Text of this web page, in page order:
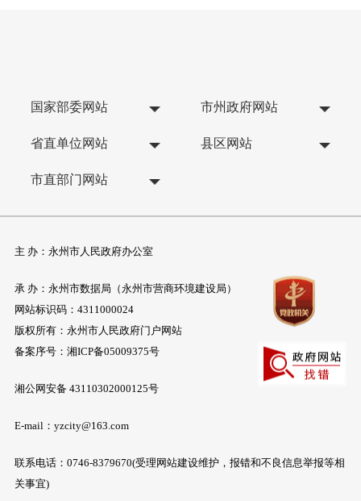
国家部委网站 市州政府网站
省直单位网站 县区网站
市直部门网站
主 办：永州市人民政府办公室
承 办：永州市数据局（永州市营商环境建设局）
网站标识码：4311000024
版权所有：永州市人民政府门户网站
备案序号： 湘ICP备05009375号
湘公网安备 43110302000125号
E-mail：yzcity@163.com
联系电话：0746-8379670(受理网站建设维护，报错和不良信息举报等相
关事宜)